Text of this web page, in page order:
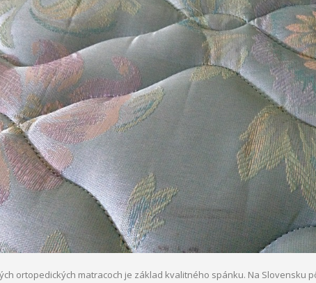
ortopedických matracoch je základ kvalitného spánku. Na Slovensku